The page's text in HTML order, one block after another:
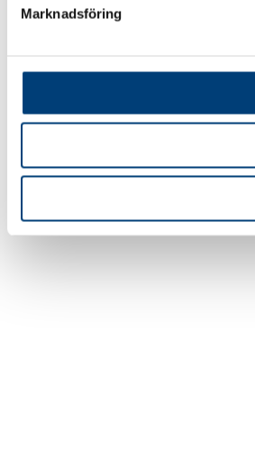
Marknadsföring